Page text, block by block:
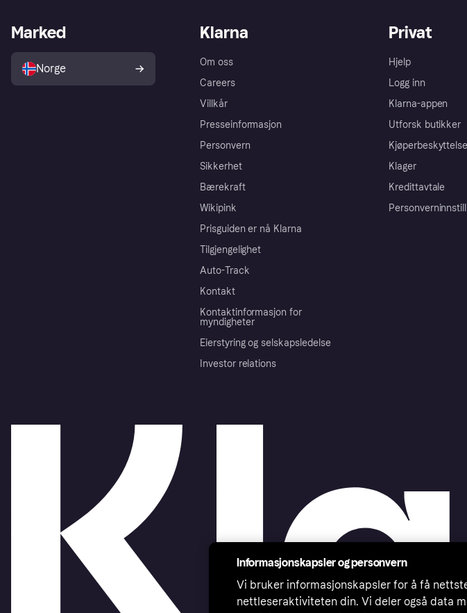
Klarna
Om oss
Careers
Villkår
Presseinformasjon
Personvern
Sikkerhet
Bærekraft
Wikipink
Prisguiden er nå Klarna
Tilgjengelighet
Auto-Track
Kontakt
Kontaktinformasjon for
myndigheter
Eierstyring og selskapsledelse
Investor relations
Privat
Hjelp
Logg inn
Klarna-appen
Utforsk butikker
Kjøperbeskyttelse
Klager
Kredittavtale
Marked
Norge
Informasjonskapsler og personvern
Vi bruker informasjonskapsler for å få
nettleseraktiviteten din. Vi deler også data